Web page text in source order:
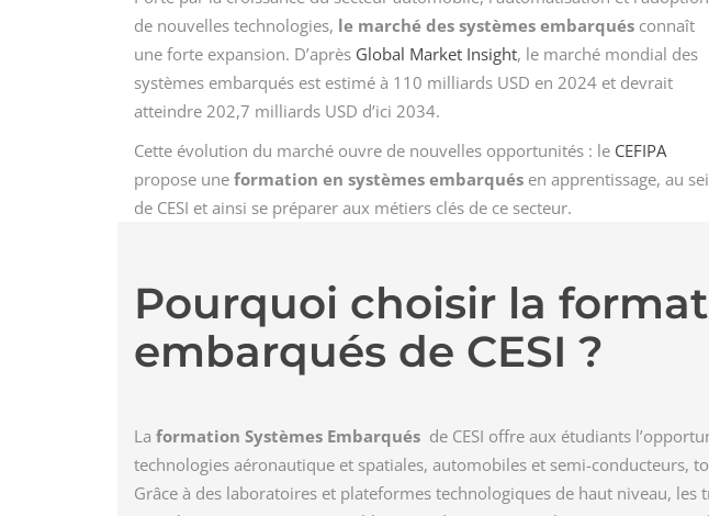
de nouvelles technologies, le marché des systèmes embarqués connaît
une forte expansion. D’après Global Market Insight, le marché mondial des
systèmes embarqués est estimé à 110 milliards USD en 2024 et devrait
atteindre 202,7 milliards USD d’ici 2034.
Cette évolution du marché ouvre de nouvelles opportunités : le CEFIPA
propose une formation en systèmes embarqués en apprentissage, au
de CESI et ainsi se préparer aux métiers clés de ce secteur.
Pourquoi choisir la
embarqués de CESI ?
La formation Systèmes Embarqués de CESI offre aux étudiants
technologies aéronautique et spatiales, automobiles et semi-conducteurs,
Grâce à des laboratoires et plateformes technologiques de haut niveau,